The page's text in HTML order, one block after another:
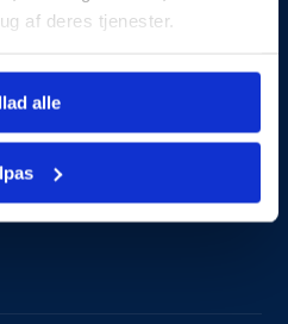
af deres tjenester.
alle